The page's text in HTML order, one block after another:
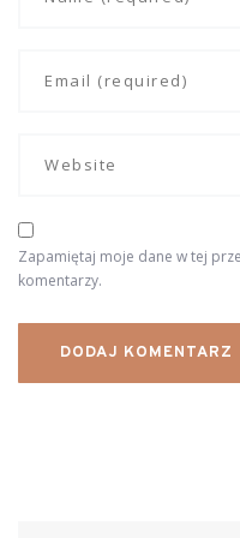
Zapamiętaj moje dane w tej
komentarzy.